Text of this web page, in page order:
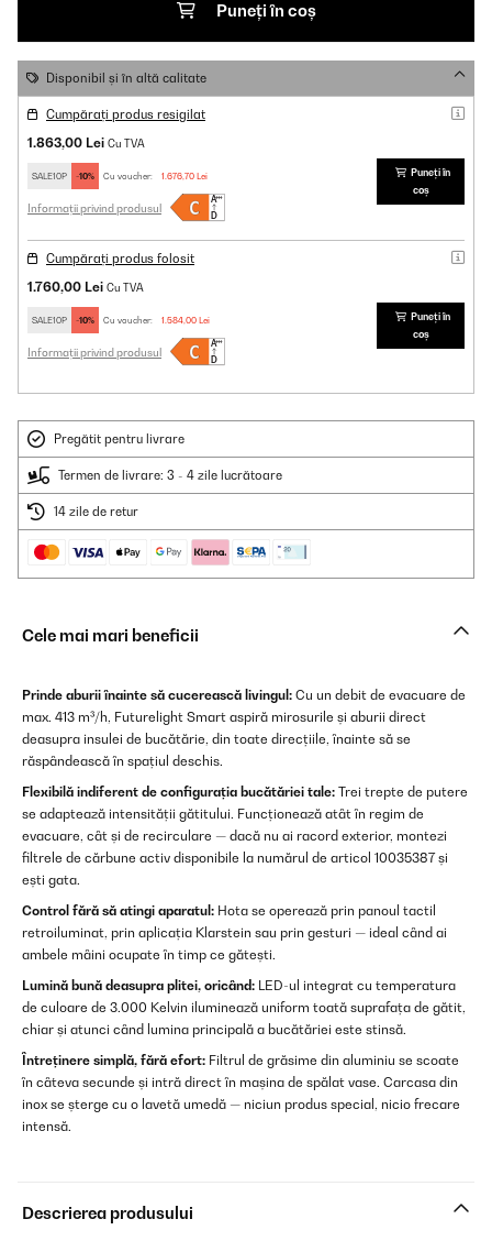
Puneți în coș
Disponibil și în altă calitate
Cumpărați produs resigilat
1.863,00 Lei Cu TVA
SALE10P -10% Cu voucher: 1.676,70 Lei
Informații privind produsul
Puneți în
coș
Cumpărați produs folosit
1.760,00 Lei Cu TVA
SALE10P -10% Cu voucher: 1.584,00 Lei
Informații privind produsul
Puneți în
coș
Pregătit pentru livrare
Termen de livrare: 3 - 4 zile lucrătoare
14 zile de retur
Cele mai mari beneficii
Prinde aburii înainte să cucerească livingul: Cu un debit de evacuare de
max. 413 m³/h, Futurelight Smart aspiră mirosurile și aburii direct
deasupra insulei de bucătărie, din toate direcțiile, înainte să se
răspândească în spațiul deschis.
Flexibilă indiferent de configurația bucătăriei tale: Trei trepte de putere
se adaptează intensității gătitului. Funcționează atât în regim de
evacuare, cât și de recirculare — dacă nu ai racord exterior, montezi
filtrele de cărbune activ disponibile la numărul de articol 10035387 și
ești gata.
Control fără să atingi aparatul: Hota se operează prin panoul tactil
retroiluminat, prin aplicația Klarstein sau prin gesturi — ideal când ai
ambele mâini ocupate în timp ce gătești.
Lumină bună deasupra plitei, oricând: LED-ul integrat cu temperatura
de culoare de 3.000 Kelvin iluminează uniform toată suprafața de gătit,
chiar și atunci când lumina principală a bucătăriei este stinsă.
Întreținere simplă, fără efort: Filtrul de grăsime din aluminiu se scoate
în câteva secunde și intră direct în mașina de spălat vase. Carcasa din
inox se șterge cu o lavetă umedă — niciun produs special, nicio frecare
intensă.
Descrierea produsului